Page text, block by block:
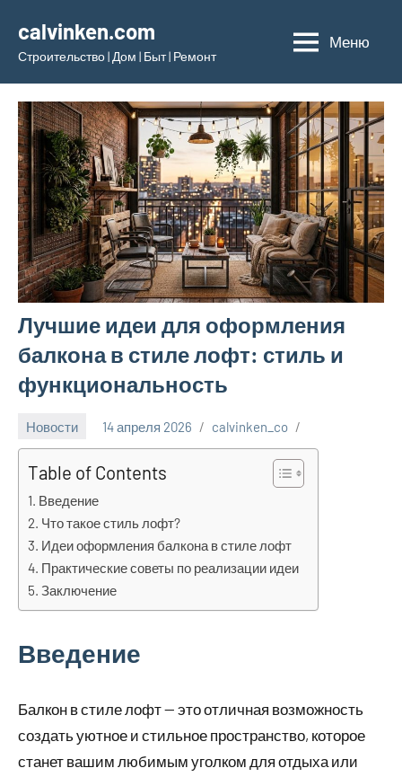
содержимому
calvinken.com
Строительство | Дом | Быт | Ремонт
Меню
Лучшие идеи для оформления
балкона в стиле лофт: стиль и
функциональность
Новости 14 апреля 2026 calvinken_co
Table of Contents
Введение
Что такое стиль лофт?
Идеи оформления балкона в стиле лофт
Практические советы по реализации идеи
Заключение
Введение
Балкон в стиле лофт — это отличная возможность
создать уютное и стильное пространство, которое
станет вашим любимым уголком для отдыха или